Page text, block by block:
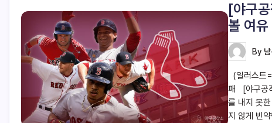
[야구
볼 여
By
(일러스트
패 [야구공
를 내지 못
지 않게 빈